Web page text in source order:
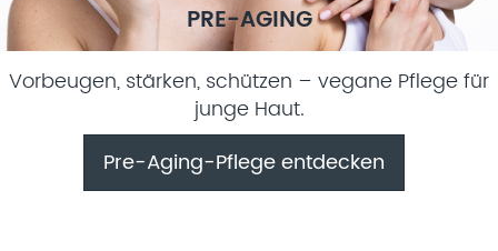
PRE-AGING
Vorbeugen, stärken, schützen – vegane Pflege für
junge Haut.
Pre-Aging-Pflege entdecken